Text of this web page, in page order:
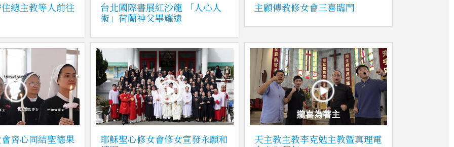
總主教等人前往
台北國際書展紅沙龍 「人心人
術」荷蘭神父畢耀遠
主顧傳教修女會三喜臨門
齊心同結聖德果
耶穌聖心修女會修女宣發永願和
天主教主教李克勉主教暨真理電